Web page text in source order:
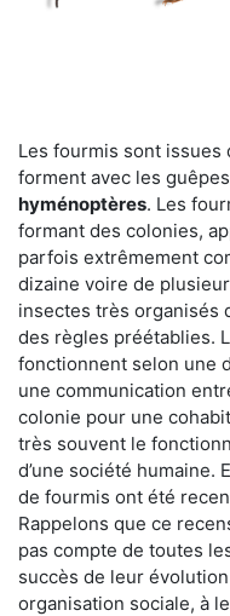
Les fourmis sont
forment avec les
hyménoptères. Les
formant des colonies,
parfois extrêmement
dizaine voire de
insectes très organisés
des règles préétablies.
fonctionnent selon une
une communication
colonie pour une
très souvent le
d’une société humaine.
de fourmis ont été
Rappelons que ce
pas compte de toutes
succès de leur
organisation sociale, à